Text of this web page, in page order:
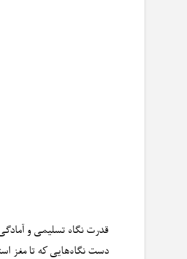
قدرت نگاه تسلیمی و
دست نگاه‌هایی که تا مغز